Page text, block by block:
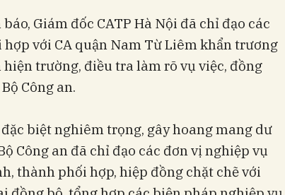
Giám đốc CATP Hà Nội đã chỉ đạo các
với CA quận Nam Từ Liêm khẩn trương
trường, điều tra làm rõ vụ việc, đồng
Công an.
biệt nghiêm trọng, gây hoang mang dư
Công an đã chỉ đạo các đơn vị nghiệp vụ
thành phối hợp, hiệp đồng chặt chẽ với